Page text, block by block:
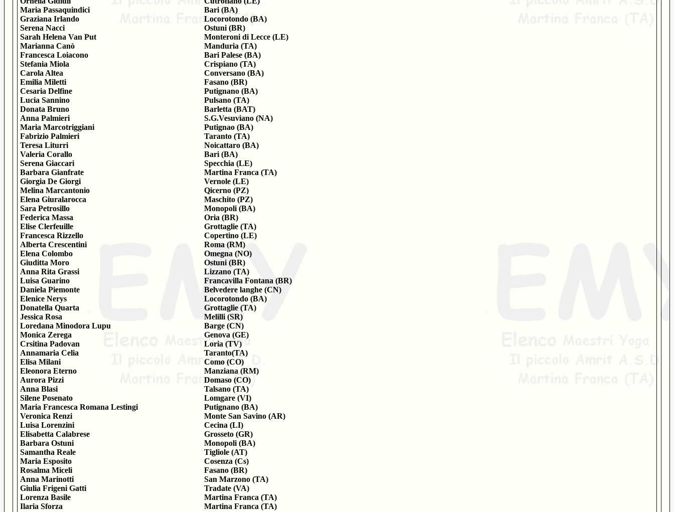
Maria Passaquindici
Bari (BA)
Graziana Irlando
Locorotondo (BA)
Serena Nacci
Ostuni (BR)
Sarah Helena Van Put
Monteroni di Lecce (LE)
Marianna Canò
Manduria (TA)
Francesca Loiacono
Bari Palese (BA)
Stefania Miola
Crispiano (TA)
Carola Altea
Conversano (BA)
Emilia Miletti
Fasano (BR)
Cesaria Delfine
Putignano (BA)
Lucia Sannino
Pulsano (TA)
Donata Bruno
Barletta (BAT)
Anna Palmieri
S.G.Vesuviano (NA)
Maria Marcotriggiani
Putignao (BA)
Fabrizio Palmieri
Taranto (TA)
Teresa Liturri
Noicattaro (BA)
Valeria Corallo
Bari (BA)
Serena Giaccari
Specchia (LE)
Barbara Gianfrate
Martina Franca (TA)
Giorgia De Giorgi
Vernole (LE)
Melina Marcantonio
Qicerno (PZ)
Elena Giuralarocca
Maschito (PZ)
Sara Petrosillo
Monopoli (BA)
Federica Massa
Oria (BR)
Elise Clerfeuille
Grottaglie (TA)
Francesca Rizzello
Copertino (LE)
Alberta Crescentini
Roma (RM)
Elena Colombo
Omegna (NO)
Giuditta Moro
Ostuni (BR)
Anna Rita Grassi
Lizzano (TA)
Luisa Guarino
Francavilla Fontana (BR)
Daniela Piemonte
Belvedere langhe (CN)
Elenice Nerys
Locorotondo (BA)
Donatella Quarta
Grottaglie (TA)
Jessica Rosa
Melilli (SR)
Loredana Minodora Lupu
Barge (CN)
Monica Zerega
Genova (GE)
Crsitina Padovan
Loria (TV)
Annamaria Celia
Taranto(TA)
Elisa Milani
Como (CO)
Eleonora Eterno
Manziana (RM)
Aurora Pizzi
Domaso (CO)
Anna Blasi
Talsano (TA)
Silene Posenato
Lomgare (VI)
Maria Francesca Romana Lestingi
Putignano (BA)
Veronica Renzi
Monte San Savino (AR)
Luisa Lorenzini
Cecina (LI)
Elisabetta Calabrese
Grosseto (GR)
Barbara Ostuni
Monopoli (BA)
Samantha Reale
Tigliole (AT)
Maria Esposito
Cosenza (Cs)
Rosalma Miceli
Fasano (BR)
Anna Marinotti
San Marzono (TA)
Giulia Frigeni Gatti
Tradate (VA)
Lorenza Basile
Martina Franca (TA)
Ilaria Sforza
Martina Franca (TA)